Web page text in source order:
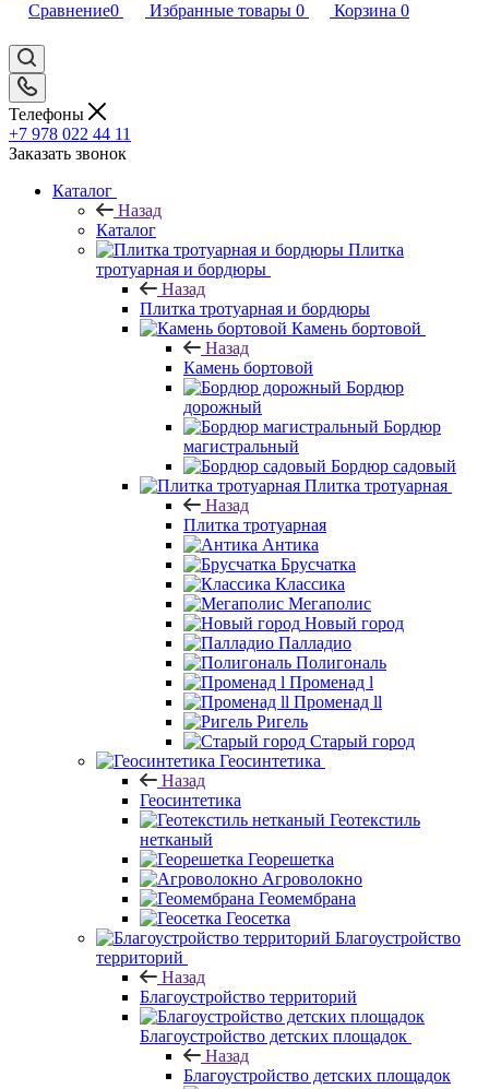
Сравнение0 Избранные товары 0 Корзина 0
Телефоны
+7 978 022 44 11
Заказать звонок
Каталог
Назад
Каталог
Плитка
тротуарная и бордюры
Назад
Плитка тротуарная и бордюры
Камень бортовой
Назад
Камень бортовой
Бордюр
дорожный
Бордюр
магистральный
Бордюр садовый
Плитка тротуарная
Назад
Плитка тротуарная
Антика
Брусчатка
Классика
Мегаполис
Новый город
Палладио
Полигональ
Променад l
Променад ll
Ригель
Старый город
Геосинтетика
Назад
Геосинтетика
Геотекстиль
нетканый
Георешетка
Агроволокно
Геомембрана
Геосетка
Благоустройство
территорий
Назад
Благоустройство территорий
Благоустройство детских площадок
Назад
Благоустройство детских площадок